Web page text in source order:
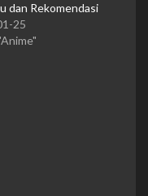
dan Rekomendasi
25